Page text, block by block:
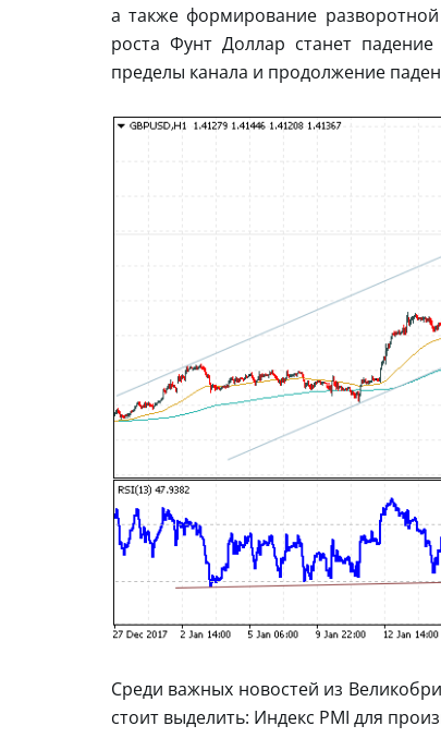
а также формирование
роста Фунт Доллар станет
пределы канала и продолжение
Среди важных новостей из
стоит выделить: Индекс PMI для